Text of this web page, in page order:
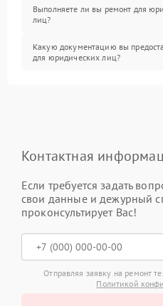
Выполняете ли вы ремонт для
лиц?
Какую документацию вы
для юридических лиц?
Контактная
Если требуется задать
свои данные и дежурный
проконсультирует Вас!
Отправляя заявку на ремонт
Политикой